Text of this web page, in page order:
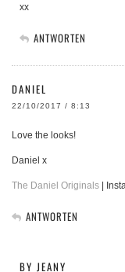
xx
ANTWORTEN
DANIEL
22/10/2017 / 8:13
Love the looks!
Daniel x
The Daniel Originals |
ANTWORTEN
BY JEANY